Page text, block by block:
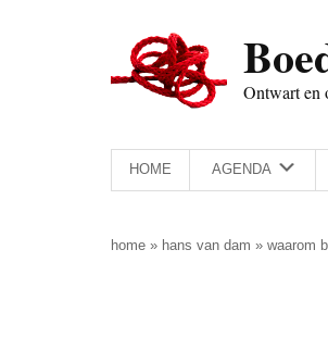
Ontwart en
HOME AGENDA
home » hans van dam » waarom